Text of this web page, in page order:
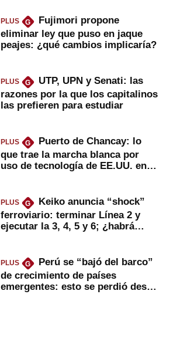
PLUS G
Fujimori propone
eliminar ley que puso en jaque
peajes: ¿qué cambios implicaría?
PLUS G
UTP, UPN y Senati: las
razones por la que los capitalinos
las prefieren para estudiar
PLUS G
Puerto de Chancay: lo
que trae la marcha blanca por
uso de tecnología de EE.UU. en
PLUS G
Keiko anuncia “shock”
ferroviario: terminar Línea 2 y
ejecutar la 3, 4, 5 y 6; ¿habrá
PLUS G
Perú se “bajó del barco”
de crecimiento de países
emergentes: esto se perdió desde